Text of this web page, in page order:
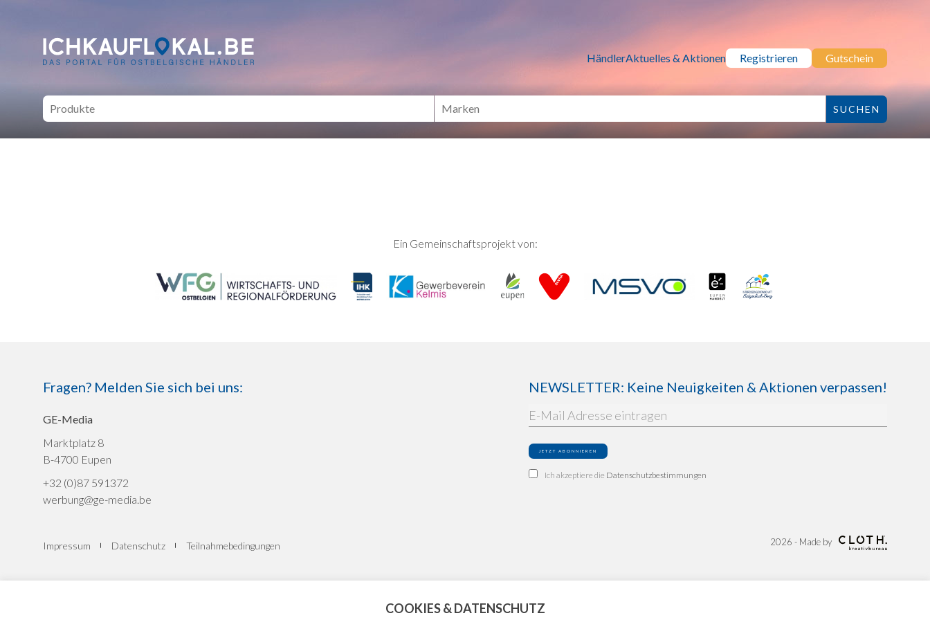
ich kauf lokal - Bei lokalen Händlern online Shoppen HändlerAktuelles & Aktionen Registrieren Gutschein
Ein Gemeinschaftsprojekt von:
Fragen? Melden Sie sich bei uns:
GE-Media
Marktplatz 8
B-4700 Eupen
+32 (0)87 591372
werbung@ge-media.be
NEWSLETTER: Keine Neuigkeiten & Aktionen verpassen!
Ich akzeptiere die Datenschutzbestimmungen
Impressum Datenschutz Teilnahmebedingungen 2026 - Made by
COOKIES & DATENSCHUTZ